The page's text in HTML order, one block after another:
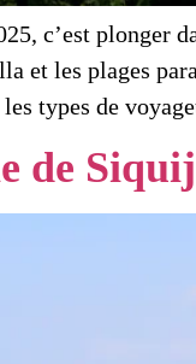
c’est plonger
et les plages
types de
de